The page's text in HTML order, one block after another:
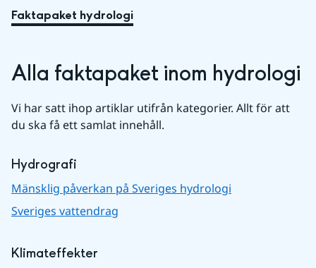
Faktapaket hydrologi
Alla faktapaket inom hydrologi
Vi har satt ihop artiklar utifrån kategorier. Allt för att
du ska få ett samlat innehåll.
Hydrografi
Mänsklig påverkan på Sveriges hydrologi
Sveriges vattendrag
Klimateffekter